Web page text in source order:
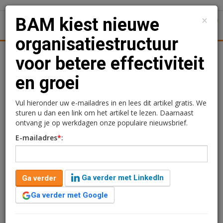
Juridisch | Fiscaal Transacties Werk Specials
BAM kiest nieuwe
organisatiestructuur voor
betere effectiviteit en
groei
Redactie
26 november 2021 om 08:39
2 minuten leestijd
Koninklijke BAM Groep voert per 1 januari 2022 een
×
BAM kiest nieuwe
organisatiestructuur
voor betere effectiviteit
en groei
Vul hieronder uw e-mailadres in en lees dit artikel gratis. We
sturen u dan een link om het artikel te lezen. Daarnaast
ontvang je op werkdagen onze populaire nieuwsbrief.
E-mailadres*:
Ga verder
Ga verder met LinkedIn
Ga verder met Google